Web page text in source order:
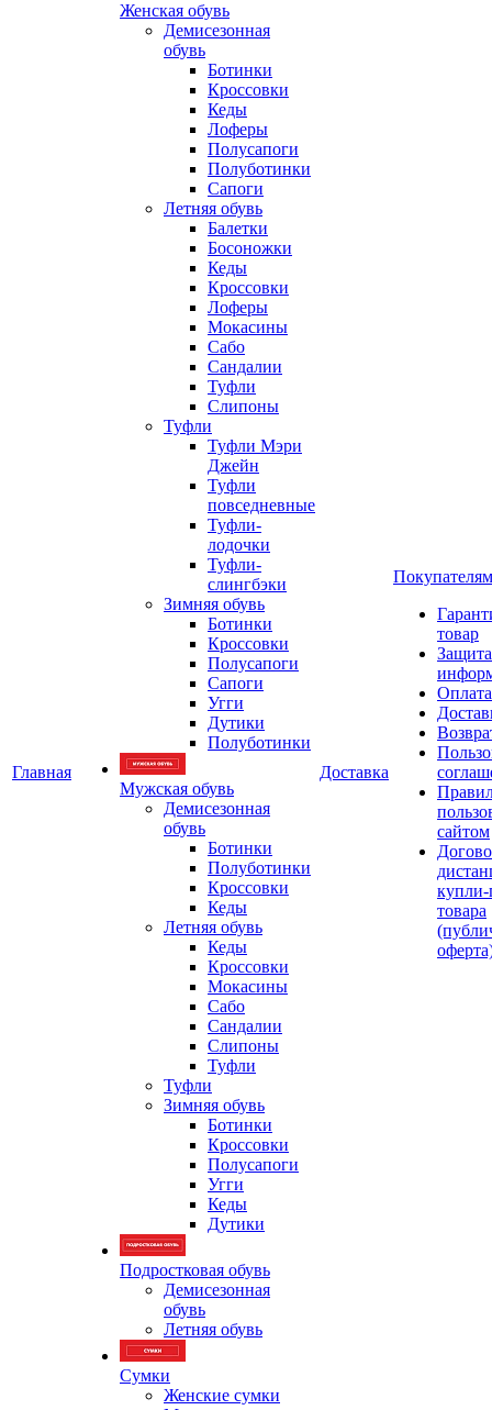
Главная
Женская обувь
Демисезонная
обувь
Ботинки
Кроссовки
Кеды
Лоферы
Полусапоги
Полуботинки
Сапоги
Летняя обувь
Балетки
Босоножки
Кеды
Кроссовки
Лоферы
Мокасины
Сабо
Сандалии
Туфли
Слипоны
Туфли
Туфли Мэри
Джейн
Туфли
повседневные
Туфли-
лодочки
Туфли-
слингбэки
Зимняя обувь
Ботинки
Кроссовки
Полусапоги
Сапоги
Угги
Дутики
Полуботинки
Мужская обувь
Демисезонная
обувь
Ботинки
Полуботинки
Кроссовки
Кеды
Летняя обувь
Кеды
Кроссовки
Мокасины
Сабо
Сандалии
Слипоны
Туфли
Туфли
Зимняя обувь
Ботинки
Кроссовки
Полусапоги
Угги
Кеды
Дутики
Подростковая обувь
Демисезонная
обувь
Летняя обувь
Сумки
Женские сумки
Доставка
Покупателям
товар
Защита
Оплата
сайтом
товара